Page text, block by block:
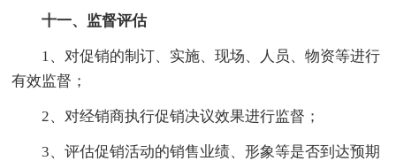
十一、监督评估
1、对促销的制订、实施、现场、人员、物资等进行
有效监督；
2、对经销商执行促销决议效果进行监督；
3、评估促销活动的销售业绩、形象等是否到达预期